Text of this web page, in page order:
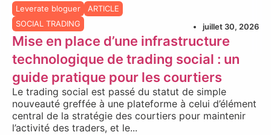
Leverate bloguer
ARTICLE
SOCIAL TRADING
juillet 30, 2026
Mise en place d’une infrastructure
technologique de trading social : un
guide pratique pour les courtiers
Le trading social est passé du statut de simple
nouveauté greffée à une plateforme à celui d’élément
central de la stratégie des courtiers pour maintenir
l’activité des traders, et le...